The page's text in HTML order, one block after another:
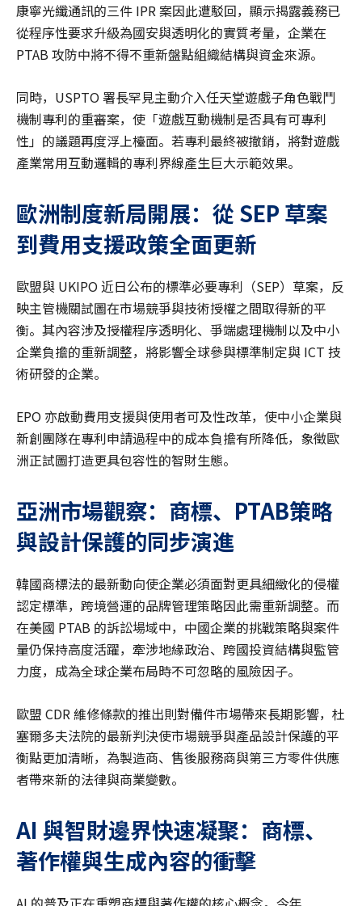
康寧光纖通訊的三件 IPR 案因此遭駁回，顯示揭露義務已
從程序性要求升級為國安與透明化的實質考量，企業在
PTAB 攻防中將不得不重新盤點組織結構與資金來源。
同時，USPTO 署長罕見主動介入任天堂遊戲子角色戰鬥
機制專利的重審案，使「遊戲互動機制是否具有可專利
性」的議題再度浮上檯面。若專利最終被撤銷，將對遊戲
產業常用互動邏輯的專利界線產生巨大示範效果。
歐洲制度新局開展：從 SEP 草案
到費用支援政策全面更新
歐盟與 UKIPO 近日公布的標準必要專利（SEP）草案，反
映主管機關試圖在市場競爭與技術授權之間取得新的平
衡。其內容涉及授權程序透明化、爭端處理機制以及中小
企業負擔的重新調整，將影響全球參與標準制定與 ICT 技
術研發的企業。
EPO 亦啟動費用支援與使用者可及性改革，使中小企業與
新創團隊在專利申請過程中的成本負擔有所降低，象徵歐
洲正試圖打造更具包容性的智財生態。
亞洲市場觀察：商標、PTAB策略
與設計保護的同步演進
韓國商標法的最新動向使企業必須面對更具細緻化的侵權
認定標準，跨境營運的品牌管理策略因此需重新調整。而
在美國 PTAB 的訴訟場域中，中國企業的挑戰策略與案件
量仍保持高度活躍，牽涉地緣政治、跨國投資結構與監管
力度，成為全球企業布局時不可忽略的風險因子。
歐盟 CDR 維修條款的推出則對備件市場帶來長期影響，杜
塞爾多夫法院的最新判決使市場競爭與產品設計保護的平
衡點更加清晰，為製造商、售後服務商與第三方零件供應
者帶來新的法律與商業變數。
AI 與智財邊界快速凝聚：商標、
著作權與生成內容的衝擊